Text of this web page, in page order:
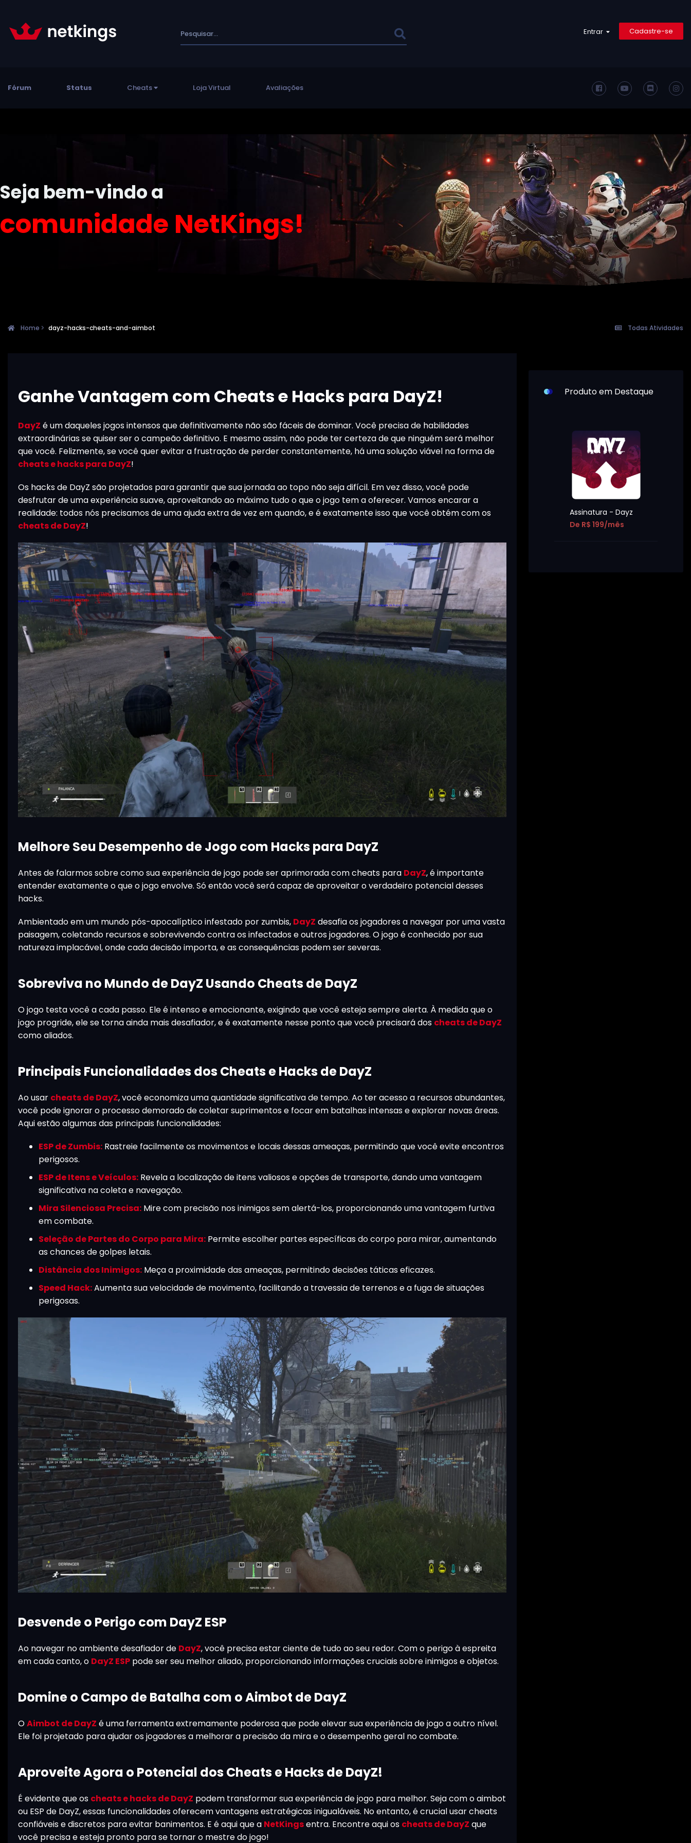
Entrar Cadastre-se
Fórum Status Cheats Loja Virtual Avaliações
Seja bem-vindo a
comunidade NetKings!
Todas Atividades
Home dayz-hacks-cheats-and-aimbot
Ganhe Vantagem com Cheats e Hacks para DayZ!
DayZ é um daqueles jogos intensos que definitivamente não são fáceis de dominar. Você precisa de habilidades
extraordinárias se quiser ser o campeão definitivo. E mesmo assim, não pode ter certeza de que ninguém será melhor
que você. Felizmente, se você quer evitar a frustração de perder constantemente, há uma solução viável na forma de
cheats e hacks para DayZ!
Os hacks de DayZ são projetados para garantir que sua jornada ao topo não seja difícil. Em vez disso, você pode
desfrutar de uma experiência suave, aproveitando ao máximo tudo o que o jogo tem a oferecer. Vamos encarar a
realidade: todos nós precisamos de uma ajuda extra de vez em quando, e é exatamente isso que você obtém com os
cheats de DayZ!
Melhore Seu Desempenho de Jogo com Hacks para DayZ
Antes de falarmos sobre como sua experiência de jogo pode ser aprimorada com cheats para DayZ, é importante
entender exatamente o que o jogo envolve. Só então você será capaz de aproveitar o verdadeiro potencial desses
hacks.
Ambientado em um mundo pós-apocalíptico infestado por zumbis, DayZ desafia os jogadores a navegar por uma vasta
paisagem, coletando recursos e sobrevivendo contra os infectados e outros jogadores. O jogo é conhecido por sua
natureza implacável, onde cada decisão importa, e as consequências podem ser severas.
Sobreviva no Mundo de DayZ Usando Cheats de DayZ
O jogo testa você a cada passo. Ele é intenso e emocionante, exigindo que você esteja sempre alerta. À medida que o
jogo progride, ele se torna ainda mais desafiador, e é exatamente nesse ponto que você precisará dos cheats de DayZ
como aliados.
Principais Funcionalidades dos Cheats e Hacks de DayZ
Ao usar cheats de DayZ, você economiza uma quantidade significativa de tempo. Ao ter acesso a recursos abundantes,
você pode ignorar o processo demorado de coletar suprimentos e focar em batalhas intensas e explorar novas áreas.
Aqui estão algumas das principais funcionalidades:
ESP de Zumbis: Rastreie facilmente os movimentos e locais dessas ameaças, permitindo que você evite encontros
perigosos.
ESP de Itens e Veículos: Revela a localização de itens valiosos e opções de transporte, dando uma vantagem
significativa na coleta e navegação.
Mira Silenciosa Precisa: Mire com precisão nos inimigos sem alertá-los, proporcionando uma vantagem furtiva
em combate.
Seleção de Partes do Corpo para Mira: Permite escolher partes específicas do corpo para mirar, aumentando
as chances de golpes letais.
Distância dos Inimigos: Meça a proximidade das ameaças, permitindo decisões táticas eficazes.
Speed Hack:Aumenta sua velocidade de movimento, facilitando a travessia de terrenos e a fuga de situações
perigosas.
Desvende o Perigo com DayZ ESP
Ao navegar no ambiente desafiador de DayZ, você precisa estar ciente de tudo ao seu redor. Com o perigo à espreita
em cada canto, o DayZ ESP pode ser seu melhor aliado, proporcionando informações cruciais sobre inimigos e objetos.
Domine o Campo de Batalha com o Aimbot de DayZ
OAimbot de DayZ é uma ferramenta extremamente poderosa que pode elevar sua experiência de jogo a outro nível.
Ele foi projetado para ajudar os jogadores a melhorar a precisão da mira e o desempenho geral no combate.
Aproveite Agora o Potencial dos Cheats e Hacks de DayZ!
É evidente que os cheats e hacks de DayZ podem transformar sua experiência de jogo para melhor. Seja com o aimbot
ou ESP de DayZ, essas funcionalidades oferecem vantagens estratégicas inigualáveis. No entanto, é crucial usar cheats
confiáveis e discretos para evitar banimentos. E é aqui que a NetKingsentra. Encontre aqui os cheats de DayZ que
você precisa e esteja pronto para se tornar o mestre do jogo!
Produto em Destaque
Assinatura - Dayz
De R$ 199/mês